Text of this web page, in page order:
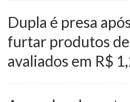
Dupla é presa
furtar produtos
avaliados em R$